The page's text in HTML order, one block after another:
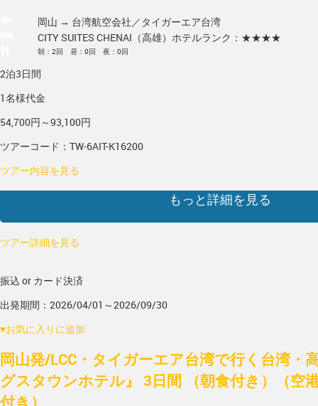
岡山 → 台湾航空会社／タイガーエア台湾
CITY SUITES CHENAI（高雄） ホテルランク：★★★★
朝：2回 昼：0回 夜：0回
2泊3日間
1名様代金
54,700円～93,100円
ツアーコード：TW-6AIT-K16200
ツアー内容を見る
もっと詳細を見る
ツアー詳細を見る
振込 or カード決済
出発期間：2026/04/01～2026/09/30
♥お気に入りに追加
岡山発/LCC・タイガーエア台湾で行く台湾・
グスタウンホテル』 3日間 （朝食付き）（空